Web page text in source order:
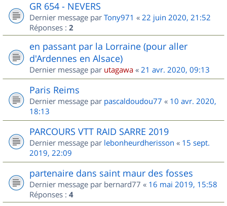
GR 654 - NEVERS
Dernier message par Tony971 « 22 juin 2020, 21:52
Réponses : 2
en passant par la Lorraine (pour aller
d'Ardennes en Alsace)
Dernier message par utagawa « 21 avr. 2020, 09:13
Paris Reims
Dernier message par pascaldoudou77 « 10 avr. 2020,
18:13
PARCOURS VTT RAID SARRE 2019
Dernier message par lebonheurdherisson « 15 sept.
2019, 22:09
partenaire dans saint maur des fosses
Dernier message par bernard77 « 16 mai 2019, 15:58
Réponses : 4